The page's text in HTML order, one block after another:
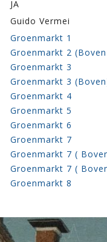
JA
Guido Vermei
Groenmarkt 1
Groenmarkt 2
Groenmarkt 3
Groenmarkt 3
Groenmarkt 4
Groenmarkt 5
Groenmarkt 6
Groenmarkt 7
Groenmarkt 7 (
Groenmarkt 7 (
Groenmarkt 8